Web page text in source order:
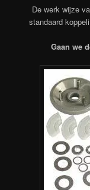
De werk wijze
standaard
Gaan we